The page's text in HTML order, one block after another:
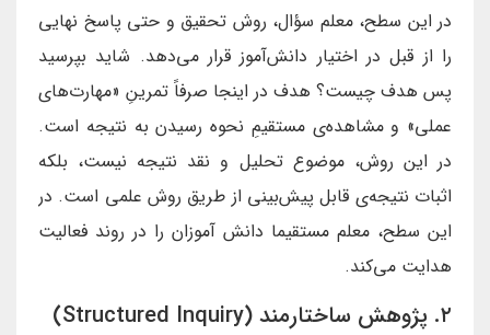
در این سطح، معلم سؤال، روش تحقیق و حتی پاسخ نهایی
را از قبل در اختیار دانش‌آموز قرار می‌دهد. شاید بپرسید
پس هدف چیست؟ هدف در اینجا صرفاً تمرینِ «مهارت‌های
عملی» و مشاهده‌ی مستقیمِ نحوه رسیدن به نتیجه است.
در این روش، موضوع تحلیل و نقد نتیجه نیست، بلکه
اثبات نتیجه‌ی قابل پیش‌بینی از طریق روش علمی است. در
این سطح، معلم مستقیما دانش آموزان را در روند فعالیت
هدایت می‌کند.
۲. پژوهش ساختارمند (Structured Inquiry)